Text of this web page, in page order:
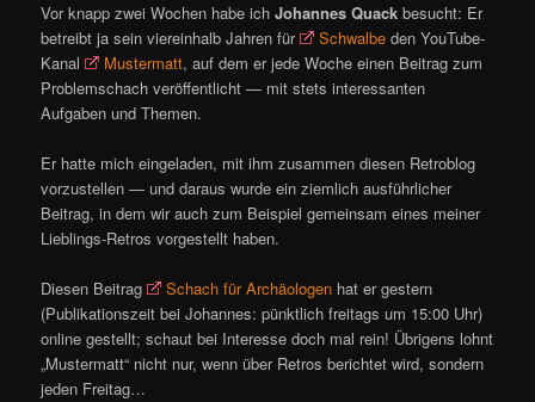
Vor knapp zwei Wochen habe ichJohannes Quack besucht: Er
betreibt ja sein viereinhalb Jahren für
Schwalbe den YouTube-
Kanal
Mustermatt, auf dem er jede Woche einen Beitrag zum
Problemschach veröffentlicht — mit stets interessanten
Aufgaben und Themen.
Er hatte mich eingeladen, mit ihm zusammen diesen Retroblog
vorzustellen — und daraus wurde ein ziemlich ausführlicher
Beitrag, in dem wir auch zum Beispiel gemeinsam eines meiner
Lieblings-Retros vorgestellt haben.
Diesen Beitrag Schach für Archäologen hat er gestern
(Publikationszeit bei Johannes: pünktlich freitags um 15:00 Uhr)
online gestellt; schaut bei Interesse doch mal rein! Übrigens lohnt
„Mustermatt“ nicht nur, wenn über Retros berichtet wird, sondern
jeden Freitag…